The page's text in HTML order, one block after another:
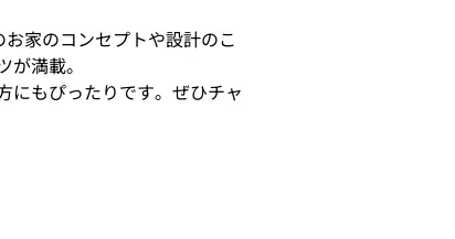
家のコンセプトや設計のこ
満載。
にもぴったりです。ぜひチャ